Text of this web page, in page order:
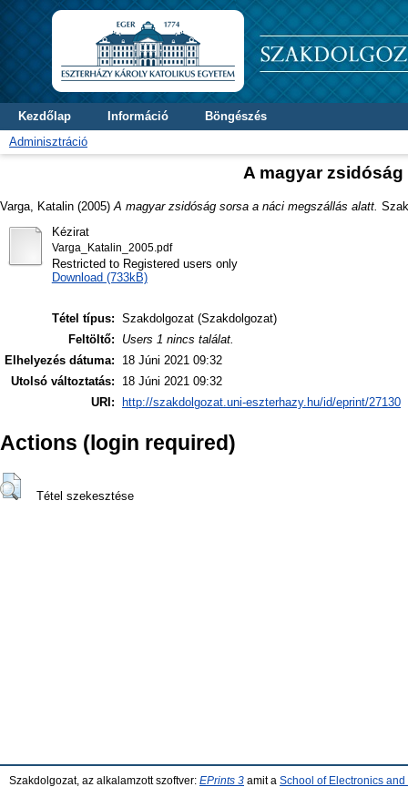
Kezdőlap Információ
Böngészés
Adminisztráció
A magyar
Varga, Katalin (2005) A magyar zsidóság sorsa a náci megszállás alatt.
Kézirat
Varga_Katalin_2005.pdf
Restricted to Registered users only
Download (733kB)
Tétel típus: Szakdolgozat (Szakdolgozat)
Feltöltő:
Users 1 nincs találat.
Elhelyezés dátuma:
18 Júni 2021 09:32
Utolsó változtatás:
18 Júni 2021 09:32
URI:
http://szakdolgozat.uni-eszterhazy.hu/id/eprint/27130
Actions (login required)
Tétel szekesztése
Szakdolgozat, az alkalamzott szoftver: EPrints 3 amit a School of Electronics